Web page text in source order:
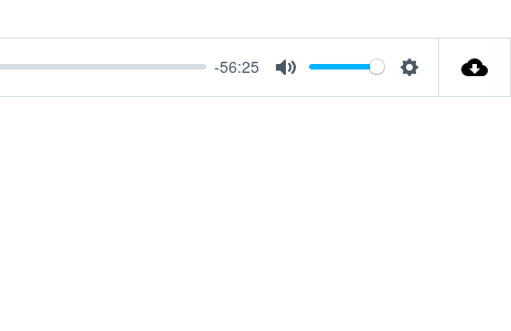
-56:25
Mute Settings